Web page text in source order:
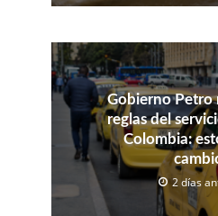
Gobierno Petro
reglas del
Colombia:
2 días